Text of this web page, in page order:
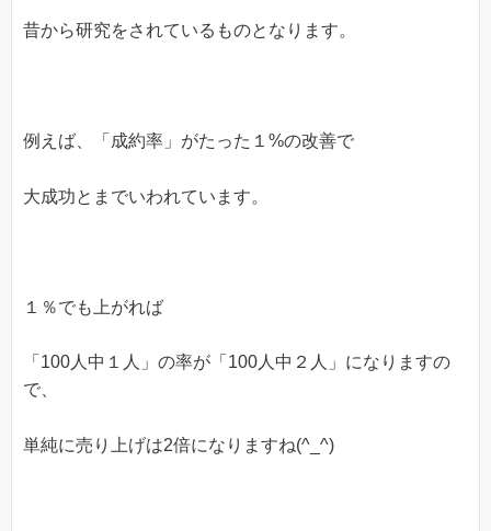
昔から研究をされているものとなります。
例えば、「成約率」がたった１%の改善で
大成功とまでいわれています。
１％でも上がれば
「100人中１人」の率が「100人中２人」になりますの
で、
単純に売り上げは2倍になりますね(^_^)